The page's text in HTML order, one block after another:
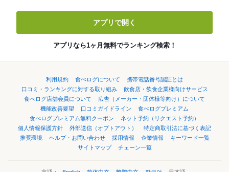
アプリで開く
アプリなら1ヶ月無料でランキング検索！
利用規約 食べログについて
携帯電話番号認証とは
口コミ・ランキングに対する取り組み
飲食店・飲食企業様向けサービス
食べログ店舗会員について
広告（メーカー・団体様等向け）について
機能改善要望
口コミガイドライン
食べログプレミアム
食べログプレミアム無料クーポン
ネット予約（リクエスト予約）
個人情報保護方針
外部送信（オプトアウト）
特定商取引法に基づく表記
推奨環境
ヘルプ・お問い合わせ 採用情報 企業情報
キーワード一覧
サイトマップ
チェーン一覧